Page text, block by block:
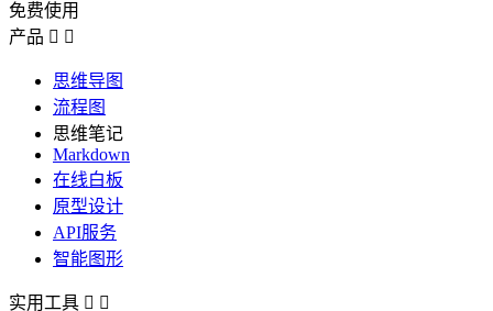
免费使用
产品  
思维导图
流程图
思维笔记
Markdown
在线白板
原型设计
API服务
智能图形
实用工具  